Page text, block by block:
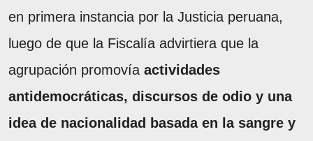
en primera instancia por la Justicia peruana,
luego de que la Fiscalía advirtiera que la
agrupación promovía actividades
antidemocráticas, discursos de odio y una
idea de nacionalidad basada en la sangre y